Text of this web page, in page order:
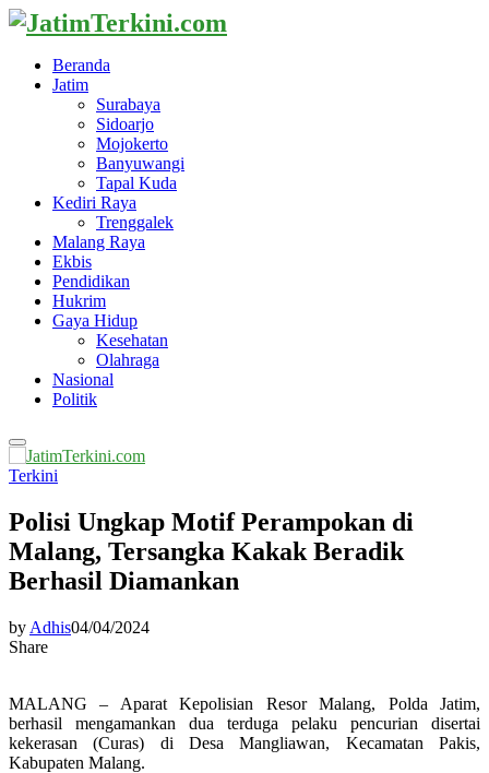
Beranda
Jatim
Surabaya
Sidoarjo
Mojokerto
Banyuwangi
Tapal Kuda
Kediri Raya
Trenggalek
Malang Raya
Ekbis
Pendidikan
Hukrim
Gaya Hidup
Kesehatan
Olahraga
Nasional
Politik
Primary
Menu
Terkini
Polisi Ungkap Motif Perampokan di
Malang, Tersangka Kakak Beradik
Berhasil Diamankan
by Adhis04/04/2024
Share
MALANG – Aparat Kepolisian Resor Malang, Polda Jatim,
berhasil mengamankan dua terduga pelaku pencurian disertai
kekerasan (Curas) di Desa Mangliawan, Kecamatan Pakis,
Kabupaten Malang.